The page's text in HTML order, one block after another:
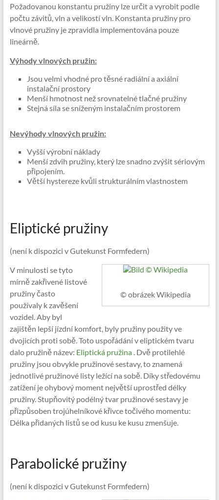
Požadovanou konstantu pružiny lze určit a vyrobit podle
počtu závitů, vln a velikostí vln. Konstanta pružiny pro
vlnové pružiny je zpravidla implementována pouze
lineárně.
Výhody vlnových pružin:
Jsou velmi vhodné pro těsné radiální a axiální
instalační prostory
Menší hmotnost než srovnatelné tlačné pružiny
Stejná síla se sníženým instalačním prostorem
Nevýhody vlnových pružin:
Vyšší výrobní náklady
Menší zdvih pružiny, který lze snadno zvýšit sériovým
připojením.
Větší hystereze kvůli strukturálním vlastnostem
Eliptické pružiny
(není k dispozici v Gutekunst Formfedern)
© obrázek Wikipedia
V minulosti se tyto
mírně zakřivené listové
pružiny často
používaly k zavěšení
vozidel. Aby byl
zajištěn lepší jízdní komfort, byly pružiny použity ve
dvojicích proti sobě. Toto uspořádání v eliptickém tvaru
dalo pružině název: Eliptická pružina. Dvě protilehlé
pružiny jsou obvykle pružinové sestavy, to znamená
jednotlivé pružinové listy ležící na sobě. Díky středovému
zatížení je ohybový moment největší uprostřed délky
pružiny. Stupňovitý podélný tvar pružinové sestavy je
přizpůsoben trojúhelníkové křivce točivého momentu:
Délka přidaných listů se od kusu ke kusu zmenšuje.
Parabolické pružiny
(není k dispozici v Gutekunst Formfedern)